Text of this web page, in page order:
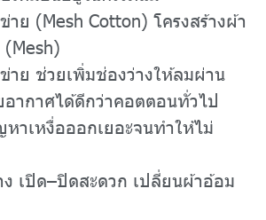
าย (Mesh Cotton) โครงสร้างผ้า
าย ช่วยเพิ่มช่องว่างให้ลมผ่าน
อากาศได้ดีกว่าคอตตอนทั่วไป
าเหงื่อออกเยอะจนทำให้ไม่
เปิด–ปิดสะดวก เปลี่ยนผ้าอ้อม